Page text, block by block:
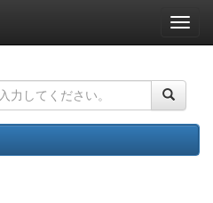
ナ
ビ
ー
ョ
ン